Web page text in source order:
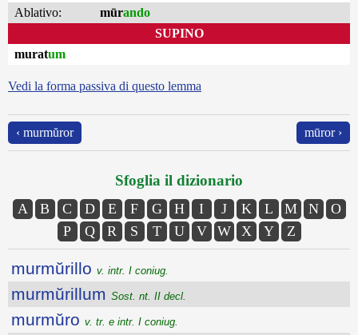
Ablativo:
mūrando
SUPINO
muratum
Vedi la forma passiva di questo lemma
‹ murmŭror mūror ›
Sfoglia il dizionario
A B C D E F G H I J K L M N
O
P
Q R S T U V W X Y Z
murmŭrillo v. intr. I coniug.
murmŭrillum Sost. nt. II decl.
murmŭro v. tr. e intr. I coniug.